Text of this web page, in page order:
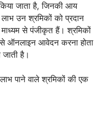
जाता है, जिनकी आय
उन श्रमिकों को प्रदान
से पंजीकृत हैं। श्रमिकों
ऑनलाइन आवेदन करना होता
है।
पाने वाले श्रमिकों की एक